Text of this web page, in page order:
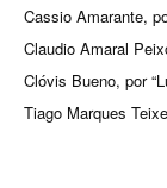
Cassio Amarante,
Claudio Amaral
Clóvis Bueno, por
Tiago Marques